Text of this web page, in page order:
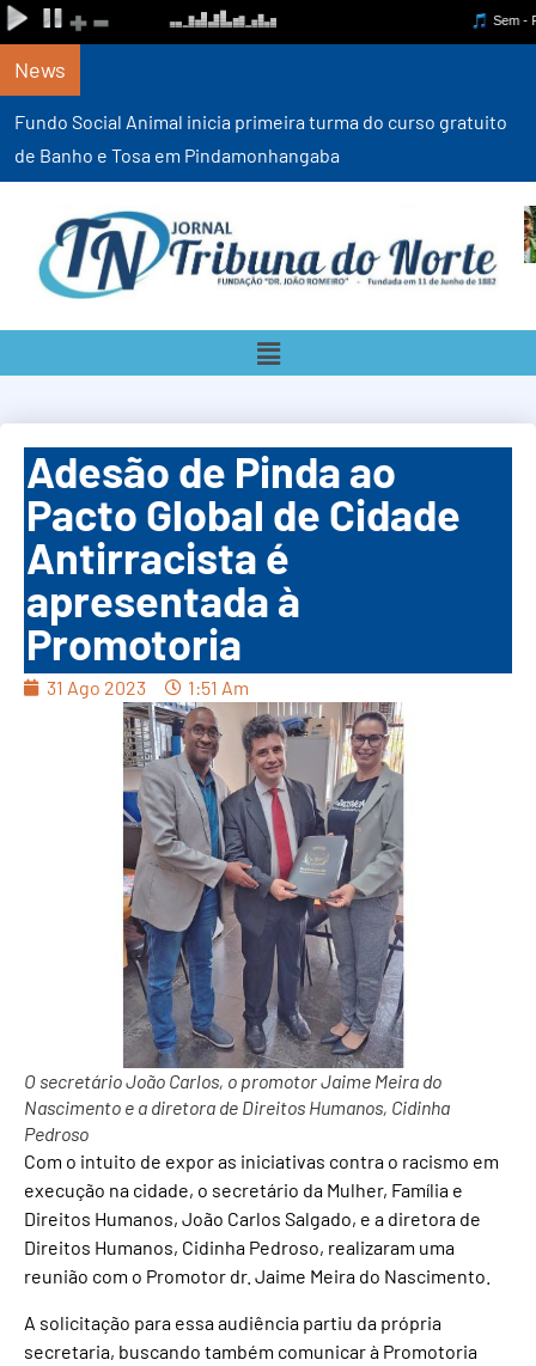
News
Fundo Social Animal inicia primeira turma do curso gratuito
de Banho e Tosa em Pindamonhangaba
Adesão de Pinda ao
Pacto Global de Cidade
Antirracista é
apresentada à
Promotoria
31 Ago 2023 1:51 Am
O secretário João Carlos, o promotor Jaime Meira do
Nascimento e a diretora de Direitos Humanos, Cidinha
Pedroso
Com o intuito de expor as iniciativas contra o racismo em
execução na cidade, o secretário da Mulher, Família e
Direitos Humanos, João Carlos Salgado, e a diretora de
Direitos Humanos, Cidinha Pedroso, realizaram uma
reunião com o Promotor dr. Jaime Meira do Nascimento.
A solicitação para essa audiência partiu da própria
secretaria, buscando também comunicar à Promotoria